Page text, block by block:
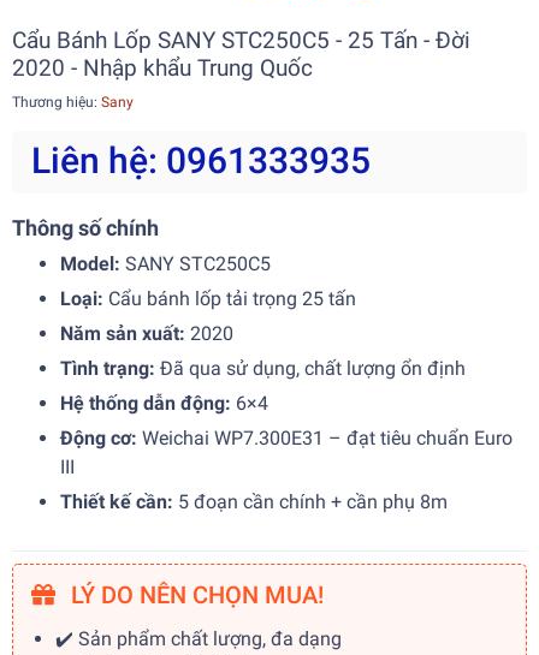
Cẩu Bánh Lốp SANY STC250C5 - 25 Tấn - Đời
2020 - Nhập khẩu Trung Quốc
Thương hiệu: Sany
Liên hệ: 0961333935
Thông số chính
Model: SANY STC250C5
Loại: Cẩu bánh lốp tải trọng 25 tấn
Năm sản xuất: 2020
Tình trạng: Đã qua sử dụng, chất lượng ổn định
Hệ thống dẫn động: 6×4
Động cơ: Weichai WP7.300E31 – đạt tiêu chuẩn Euro
III
Thiết kế cần: 5 đoạn cần chính + cần phụ 8m
LÝ DO NÊN CHỌN MUA!
✔️ Sản phẩm chất lượng, đa dạng